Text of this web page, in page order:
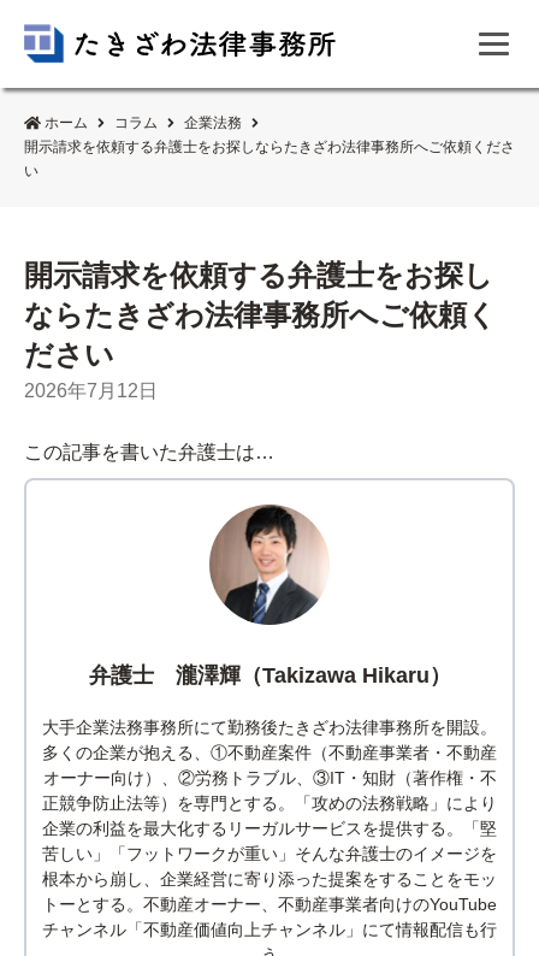
ホーム コラム
企業法務
開示請求を依頼する弁護士をお探しならたきざわ法律事務所へご依頼くださ
い
開示請求を依頼する弁護士をお探し
ならたきざわ法律事務所へご依頼く
ださい
2026年7月12日
この記事を書いた弁護士は…
弁護士 瀧澤輝（Takizawa Hikaru）
大手企業法務事務所にて勤務後たきざわ法律事務所を開設。
多くの企業が抱える、①不動産案件（不動産事業者・不動産
オーナー向け）、②労務トラブル、③IT・知財（著作権・不
正競争防止法等）を専門とする。「攻めの法務戦略」により
企業の利益を最大化するリーガルサービスを提供する。「堅
苦しい」「フットワークが重い」そんな弁護士のイメージを
根本から崩し、企業経営に寄り添った提案をすることをモッ
トーとする。不動産オーナー、不動産事業者向けのYouTube
チャンネル「不動産価値向上チャンネル」にて情報配信も行